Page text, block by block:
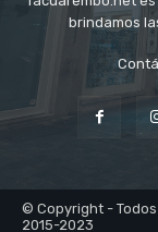
brindamos
© Copyright -
2015-2023